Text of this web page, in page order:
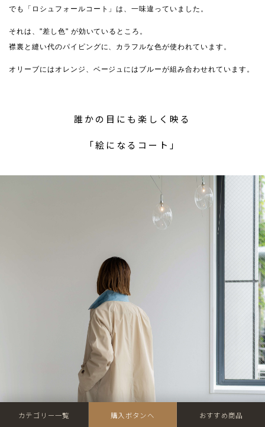
でも「ロシュフォールコート」は、一味違っていました。
それは、"差し色" が効いているところ。
襟裏と縫い代のパイピングに、カラフルな色が使われています。
オリーブにはオレンジ、ベージュにはブルーが組み合わせれています。
誰かの目にも楽しく映る
「絵になるコート」
カテゴリー一覧 購入ボタンへ おすすめ商品